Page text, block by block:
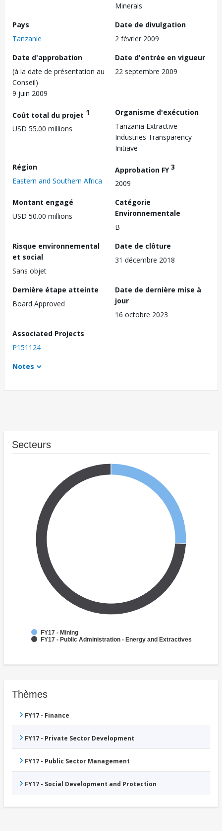
Minerals
Pays
Tanzanie
Date de divulgation
2 février 2009
Date d'approbation
(à la date de présentation au
Conseil)
9 juin 2009
Date d'entrée en vigueur
22 septembre 2009
Coût total du projet 1
USD 55.00 millions
Organisme d'exécution
Tanzania Extractive
Industries Transparency
Initiave
Région
Eastern and Southern Africa
Approbation FY3
2009
Montant engagé
USD 50.00 millions
Catégorie
Environnementale
B
Risque environnemental
et social
Sans objet
Date de clôture
31 décembre 2018
Dernière étape atteinte
Board Approved
Date de dernière mise à
jour
16 octobre 2023
Associated Projects
P151124
Notes
Secteurs
FY17 - Mining
FY17 - Public Administration - Energy and Extractives
Thèmes
FY17 - Finance
FY17 - Private Sector Development
FY17 - Public Sector Management
FY17 - Social Development and Protection